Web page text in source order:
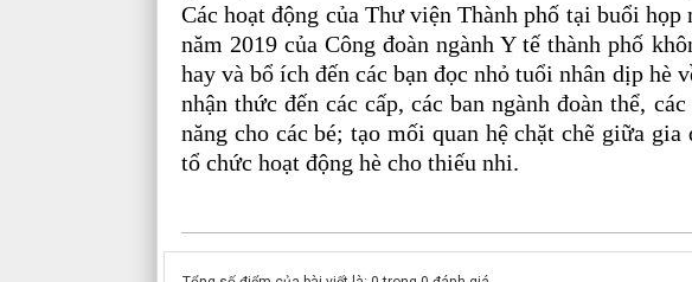
Các hoạt động của Thư viện Thành phố tại buổi
năm 2019 của Công đoàn ngành Y tế thành phố
hay và bổ ích đến các bạn đọc nhỏ tuổi nhân dịp hè
nhận thức đến các cấp, các ban ngành đoàn thể,
năng cho các bé; tạo mối quan hệ chặt chẽ giữa
tổ chức hoạt động hè cho thiếu nhi.